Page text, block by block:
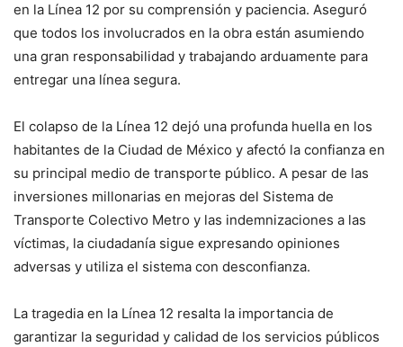
en la Línea 12 por su comprensión y paciencia. Aseguró
que todos los involucrados en la obra están asumiendo
una gran responsabilidad y trabajando arduamente para
entregar una línea segura.
El colapso de la Línea 12 dejó una profunda huella en los
habitantes de la Ciudad de México y afectó la confianza en
su principal medio de transporte público. A pesar de las
inversiones millonarias en mejoras del Sistema de
Transporte Colectivo Metro y las indemnizaciones a las
víctimas, la ciudadanía sigue expresando opiniones
adversas y utiliza el sistema con desconfianza.
La tragedia en la Línea 12 resalta la importancia de
garantizar la seguridad y calidad de los servicios públicos